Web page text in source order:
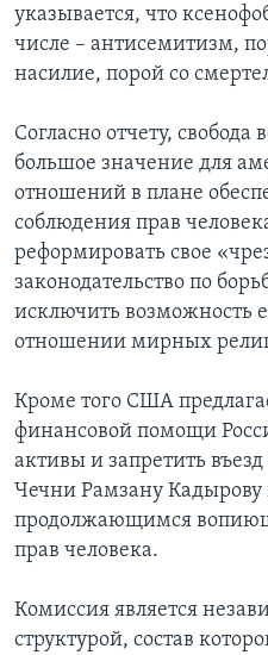
указывается, что
числе – антисемитизм,
насилие, порой со
Согласно отчету,
большое значение для
отношений в плане
соблюдения прав
реформировать свое
законодательство по
исключить возможность
отношении мирных
Кроме того США
финансовой помощи
активы и запретить
Чечни Рамзану Кадырову
продолжающимся
прав человека.
Комиссия является
структурой, состав